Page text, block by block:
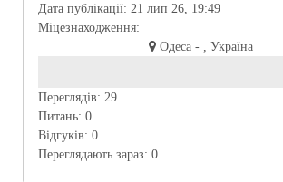
Дата публікації: 21 лип 26, 19:49
Міцезнаходження:
Одеса - , Україна
Переглядів: 29
Питань: 0
Відгуків: 0
Переглядають зараз: 0